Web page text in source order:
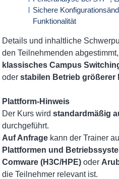
Sichere
Funktionalität
Details und inhaltliche
den Teilnehmenden
klassisches Campus
oderstabilen Betrieb größerer
Plattform-Hinweis
Der Kurs wirdstandardmäßig
durchgeführt.
Auf Anfrage kann der Trainer
Plattformen und
Comware (H3C/HPE) oder
die Teilnehmer relevant ist.